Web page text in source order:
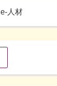
e-人材